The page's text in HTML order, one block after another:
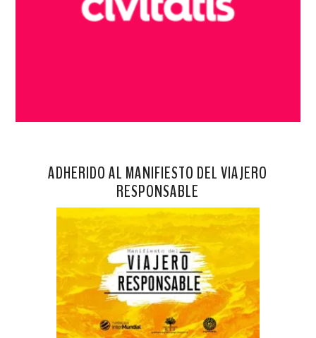
ADHERIDO AL MANIFIESTO DEL VIAJERO
RESPONSABLE